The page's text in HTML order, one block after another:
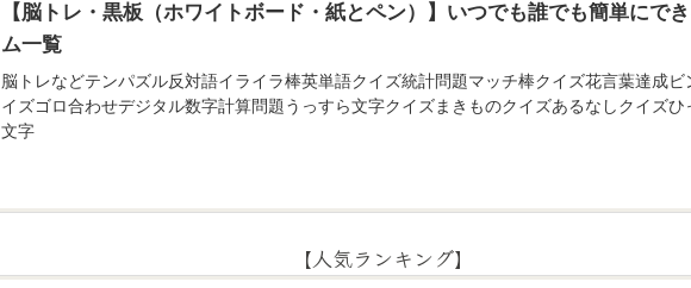
【脳トレ・黒板（ホワイトボード・紙とペン）】いつでも誰でも簡単にで
ム一覧
脳トレなどテンパズル反対語イライラ棒英単語クイズ統計問題マッチ棒クイズ花言葉達成
イズゴロ合わせデジタル数字計算問題うっすら文字クイズまきものクイズあるなしクイズ
文字
【人気ランキング】